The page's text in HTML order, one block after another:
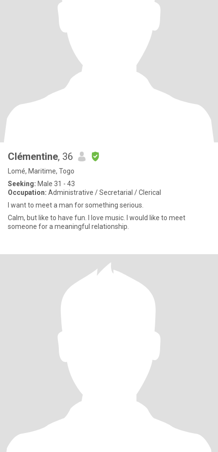
Clémentine, 36
Lomé, Maritime, Togo
Seeking: Male 31 - 43
Occupation: Administrative / Secretarial / Clerical
I want to meet a man for something serious.
Calm, but like to have fun. l love music. I would like to meet
someone for a meaningful relationship.